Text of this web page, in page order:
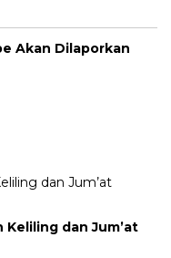
Akan Dilaporkan
Keliling dan Jum’at